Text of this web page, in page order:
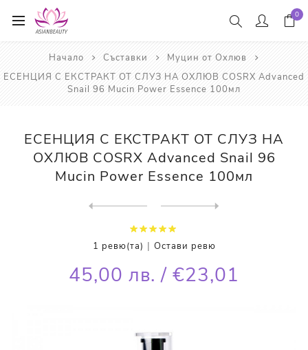
0
Начало Съставки
Муцин от Охлюв
ЕСЕНЦИЯ С ЕКСТРАКТ ОТ СЛУЗ НА ОХЛЮВ COSRX Advanced
Snail 96 Mucin Power Essence 100мл
ЕСЕНЦИЯ С ЕКСТРАКТ ОТ СЛУЗ НА
ОХЛЮВ COSRX Advanced Snail 96
Mucin Power Essence 100мл
1 ревю(та) | Остави ревю
45,00 лв. / €23,01